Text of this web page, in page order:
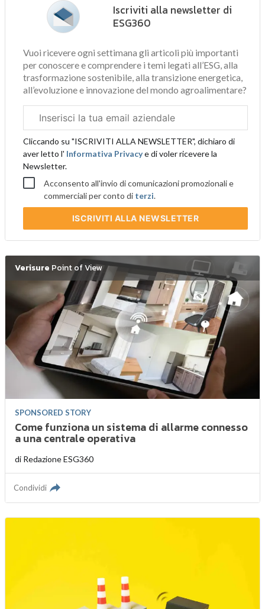
Iscriviti alla newsletter di
ESG360
Vuoi ricevere ogni settimana gli articoli più importanti
per conoscere e comprendere i temi legati all’ESG, alla
trasformazione sostenibile, alla transizione energetica,
all’evoluzione e innovazione del mondo agroalimentare?
aziendale
Cliccando su "ISCRIVITI ALLA NEWSLETTER", dichiaro di
aver letto l' Informativa Privacye di voler ricevere la
Newsletter.
Acconsento all'invio di comunicazioni promozionali e
commerciali per conto di terzi.
ISCRIVITI ALLA NEWSLETTER
Verisure Point of View
SPONSORED STORY
Come funziona un sistema di allarme connesso
a una centrale operativa
di Redazione ESG360
Condividi